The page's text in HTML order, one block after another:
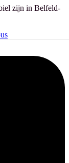
zijn in Belfeld-